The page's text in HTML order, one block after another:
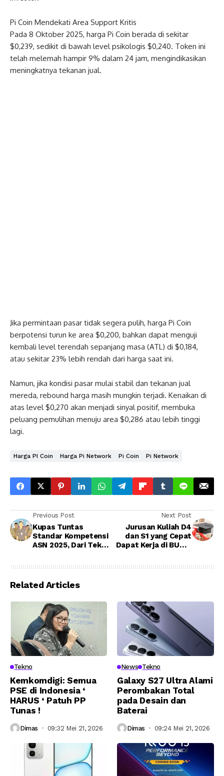
Pi Coin Mendekati Area Support Kritis
Pada 8 Oktober 2025, harga Pi Coin berada di sekitar
$0,239, sedikit di bawah level psikologis $0,240. Token ini
telah melemah hampir 9% dalam 24 jam, mengindikasikan
meningkatnya tekanan jual.
Jika permintaan pasar tidak segera pulih, harga Pi Coin
berpotensi turun ke area $0,200, bahkan dapat menguji
kembali level terendah sepanjang masa (ATL) di $0,184,
atau sekitar 23% lebih rendah dari harga saat ini.
Namun, jika kondisi pasar mulai stabil dan tekanan jual
mereda, rebound harga masih mungkin terjadi. Kenaikan di
atas level $0,270 akan menjadi sinyal positif, membuka
peluang pemulihan menuju area $0,286 atau lebih tinggi
lagi.
Harga PI Coin Harga Pi Network Pi Coin Pi Network
Previous Post
Kupas Tuntas
Standar Kompetensi
ASN 2025, Dari Teknis
Next Post
Jurusan Kuliah D4
dan S1 yang Cepat
Dapat Kerja di BUMN
Related Articles
Tekno
Kemkomdigi: Semua
PSE di Indonesia ‘
HARUS ‘ Patuh PP
Tunas !
Dimas 09:32 Mei 21, 2026
News Tekno
Galaxy S27 Ultra Alami
Perombakan Total
pada Desain dan
Baterai
Dimas 09:24 Mei 21, 2026